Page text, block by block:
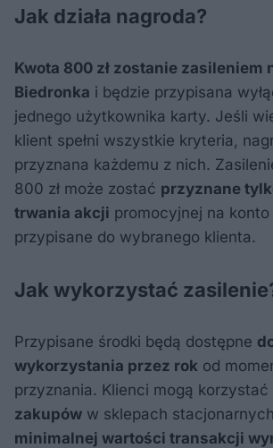
Jak działa nagroda?
Kwota 800 zł zostanie zasileniem
Biedronka i będzie przypisana
jednego użytkownika karty. Jeśli
klient spełni wszystkie kryteria,
przyznana każdemu z nich.
800 zł może zostać przyznane
trwania akcji promocyjnej na konto
przypisane do wybranego klienta.
Jak wykorzystać
Przypisane środki będą dostępne
wykorzystania przez rok od
przyznania. Klienci mogą korzystać
zakupów w sklepach
minimalnej wartości transakcji